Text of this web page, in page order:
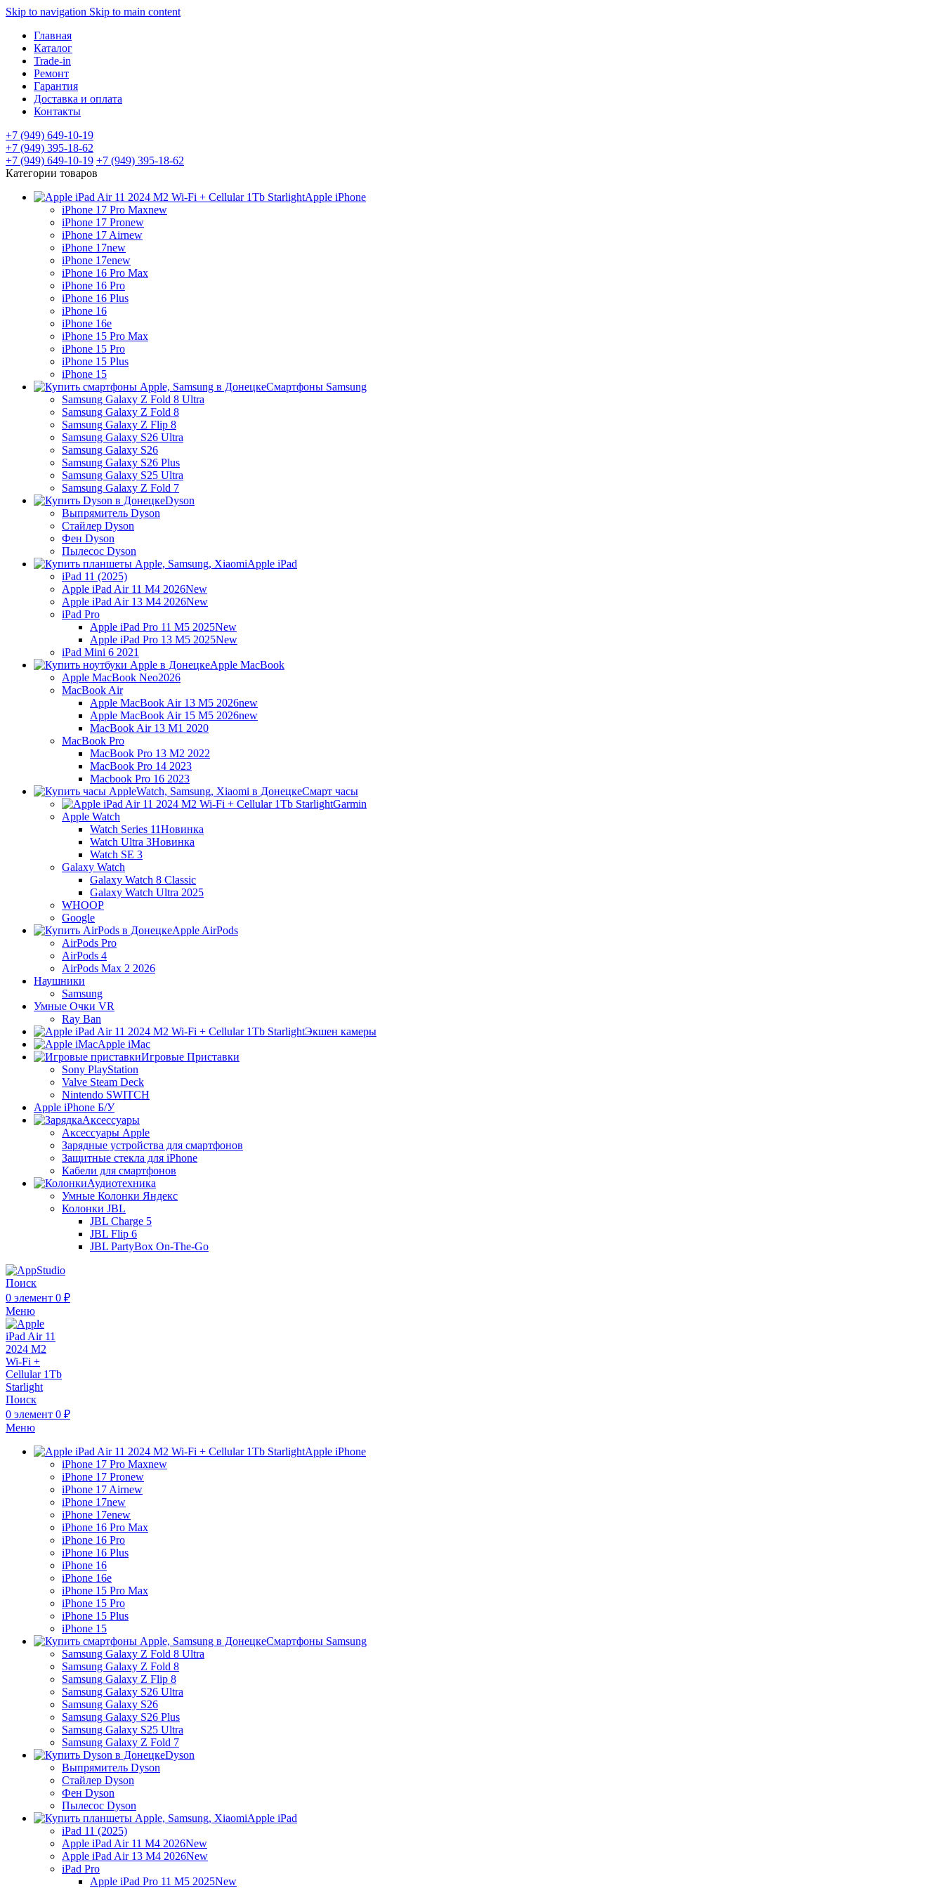
Skip to navigation Skip to main content
Главная
Каталог
Trade-in
Ремонт
Гарантия
Доставка и оплата
Контакты
+7 (949) 649-10-19
+7 (949) 395-18-62
+7 (949) 649-10-19 +7 (949) 395-18-62
Категории товаров
Apple iPhone
iPhone 17 Pro Maxnew
iPhone 17 Pronew
iPhone 17 Airnew
iPhone 17new
iPhone 17enew
iPhone 16 Pro Max
iPhone 16 Pro
iPhone 16 Plus
iPhone 16
iPhone 16e
iPhone 15 Pro Max
iPhone 15 Pro
iPhone 15 Plus
iPhone 15
Смартфоны Samsung
Samsung Galaxy Z Fold 8 Ultra
Samsung Galaxy Z Fold 8
Samsung Galaxy Z Flip 8
Samsung Galaxy S26 Ultra
Samsung Galaxy S26
Samsung Galaxy S26 Plus
Samsung Galaxy S25 Ultra
Samsung Galaxy Z Fold 7
Dyson
Выпрямитель Dyson
Стайлер Dyson
Фен Dyson
Пылесос Dyson
Apple iPad
iPad 11 (2025)
Apple iPad Air 11 M4 2026New
Apple iPad Air 13 M4 2026New
iPad Pro
Apple iPad Pro 11 M5 2025New
Apple iPad Pro 13 M5 2025New
iPad Mini 6 2021
Apple MacBook
Apple MacBook Neo2026
MacBook Air
Apple MacBook Air 13 M5 2026new
Apple MacBook Air 15 M5 2026new
MacBook Air 13 M1 2020
MacBook Pro
MacBook Pro 13 M2 2022
MacBook Pro 14 2023
Macbook Pro 16 2023
Смарт часы
Garmin
Apple Watch
Watch Series 11Новинка
Watch Ultra 3Новинка
Watch SE 3
Galaxy Watch
Galaxy Watch 8 Classic
Galaxy Watch Ultra 2025
WHOOP
Google
Apple AirPods
AirPods Pro
AirPods 4
AirPods Max 2 2026
Наушники
Samsung
Умные Очки VR
Ray Ban
Экшен камеры
Apple iMac
Игровые Приставки
Sony PlayStation
Valve Steam Deck
Nintendo SWITCH
Apple iPhone Б/У
Аксессуары
Аксессуары Apple
Зарядные устройства для смартфонов
Защитные стекла для iPhone
Кабели для смартфонов
Аудиотехника
Умные Колонки Яндекс
Колонки JBL
JBL Charge 5
JBL Flip 6
JBL PartyBox On-The-Go
Поиск
0 элемент 0 ₽
Меню
Поиск
0 элемент 0 ₽
Меню
Apple iPhone
iPhone 17 Pro Maxnew
iPhone 17 Pronew
iPhone 17 Airnew
iPhone 17new
iPhone 17enew
iPhone 16 Pro Max
iPhone 16 Pro
iPhone 16 Plus
iPhone 16
iPhone 16e
iPhone 15 Pro Max
iPhone 15 Pro
iPhone 15 Plus
iPhone 15
Смартфоны Samsung
Samsung Galaxy Z Fold 8 Ultra
Samsung Galaxy Z Fold 8
Samsung Galaxy Z Flip 8
Samsung Galaxy S26 Ultra
Samsung Galaxy S26
Samsung Galaxy S26 Plus
Samsung Galaxy S25 Ultra
Samsung Galaxy Z Fold 7
Dyson
Выпрямитель Dyson
Стайлер Dyson
Фен Dyson
Пылесос Dyson
Apple iPad
iPad 11 (2025)
Apple iPad Air 11 M4 2026New
Apple iPad Air 13 M4 2026New
iPad Pro
Apple iPad Pro 11 M5 2025New